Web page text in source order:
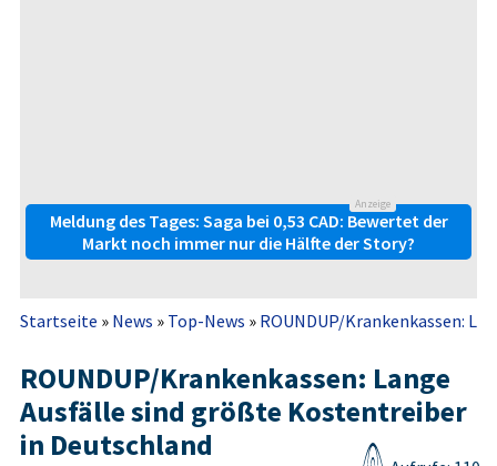
Anzeige
Meldung des Tages: Saga bei 0,53 CAD: Bewertet der
Markt noch immer nur die Hälfte der Story?
Startseite » News » Top-News » ROUNDUP/Krankenkassen:
ROUNDUP/Krankenkassen: Lange
Ausfälle sind größte Kostentreiber
in Deutschland